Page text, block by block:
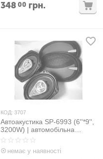
34800 грн.
КОД: 3707
Автоакустика SP-6993 (6''*9'',
3200W) | автомобільна
акустика динаміки
немає у наявності